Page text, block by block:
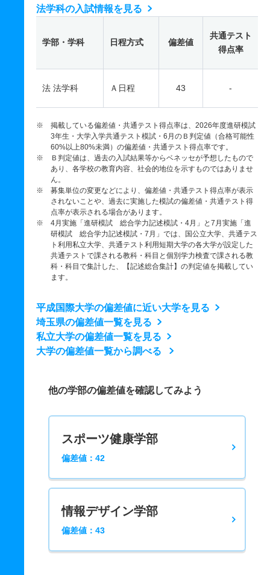
法学科の入試情報を見る
学部・学科 日程方式 偏差値
共通テスト
得点率
法 法学科 Ａ日程 43 -
※ 掲載している偏差値・共通テスト得点率は、2026年度進研模試
3年生・大学入学共通テスト模試・6月のＢ判定値（合格可能性
60%以上80%未満）の偏差値・共通テスト得点率です。
※ Ｂ判定値は、過去の入試結果等からベネッセが予想したもので
あり、各学校の教育内容、社会的地位を示すものではありませ
ん。
※ 募集単位の変更などにより、偏差値・共通テスト得点率が表示
されないことや、過去に実施した模試の偏差値・共通テスト得
点率が表示される場合があります。
※ 4月実施「進研模試 総合学力記述模試・4月」と7月実施「進
研模試 総合学力記述模試・7月」では、国公立大学、共通テス
ト利用私立大学、共通テスト利用短期大学の各大学が設定した
共通テストで課される教科・科目と個別学力検査で課される教
科・科目で集計した、【記述総合集計】の判定値を掲載してい
ます。
平成国際大学の偏差値に近い大学を見る
埼玉県の偏差値一覧を見る
私立大学の偏差値一覧を見る
大学の偏差値一覧から調べる
他の学部の偏差値を確認してみよう
スポーツ健康学部
偏差値：42
情報デザイン学部
偏差値：43